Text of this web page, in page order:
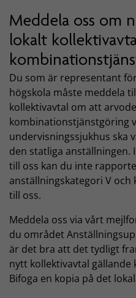
Meddela oss om
lokalt
Du som är representant
högskola måste meddela
kollektivavtal om att
kombinationstjänstgöring
undervisningssjukhus ska
den statliga
till oss kan du inte
anställningskategori V
till oss.
Meddela oss via vårt
du området
är det bra att det tydligt
nytt kollektivavtal
Bifoga en kopia på det